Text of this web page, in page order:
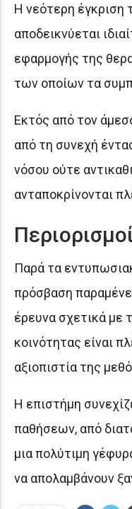
Η νεότερη έγκριση
αποδεικνύεται
εφαρμογής της
των οποίων τα
Εκτός από τον
από τη συνεχή
νόσου ούτε
ανταποκρίνονται
Παρά τα
πρόσβαση
έρευνα σχετικά με
κοινότητας είναι
αξιοπιστία της
Η επιστήμη
παθήσεων, από
μια πολύτιμη
να απολαμβάνουν